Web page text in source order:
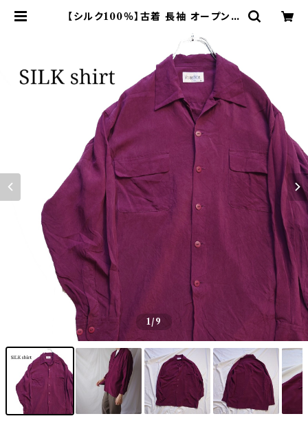
【シルク100％】古着 長袖 オープンカ
オンライン古着屋 9chord
1/9